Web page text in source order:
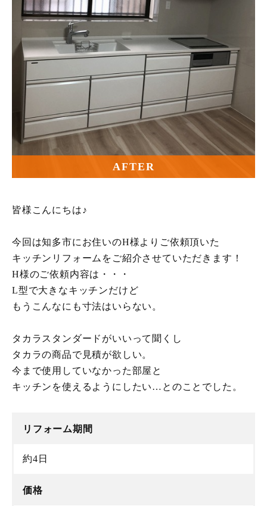
AFTER
皆様こんにちは♪
今回は知多市にお住いのH様よりご依頼頂いた
キッチンリフォームをご紹介させていただきます！
H様のご依頼内容は・・・
L型で大きなキッチンだけど
もうこんなにも寸法はいらない。
タカラスタンダードがいいって聞くし
タカラの商品で見積が欲しい。
今まで使用していなかった部屋と
キッチンを使えるようにしたい…とのことでした。
リフォーム期間
約4日
価格